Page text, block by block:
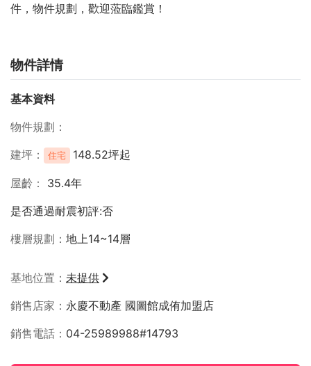
件，物件規劃 ，歡迎蒞臨鑑賞！
物件詳情
基本資料
物件規劃
建坪
住宅 148.52坪起
屋齡
35.4年
是否通過耐震初評:否
樓層規劃
地上14~14層
基地位置
未提供
銷售店家
永慶不動產 國圖館成侑加盟店
銷售電話
04-25989988#14793